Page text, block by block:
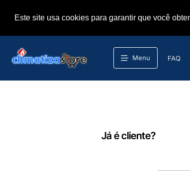
Este site usa cookies para garantir que você
Menu FAQ
Já é cliente?